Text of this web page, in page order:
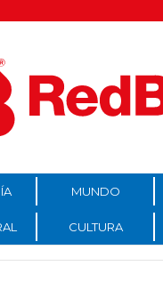
MUNDO
CULTURA